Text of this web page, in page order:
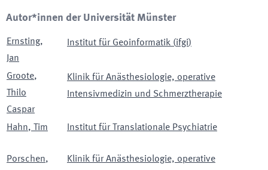
Autor*innen der Universität Münster
Ernsting,
Jan
Institut für Geoinformatik (ifgi)
Groote,
Thilo
Caspar
Klinik für Anästhesiologie, operative
Intensivmedizin und Schmerztherapie
Hahn, Tim Institut für Translationale Psychiatrie
Porschen,
Klinik für Anästhesiologie, operative